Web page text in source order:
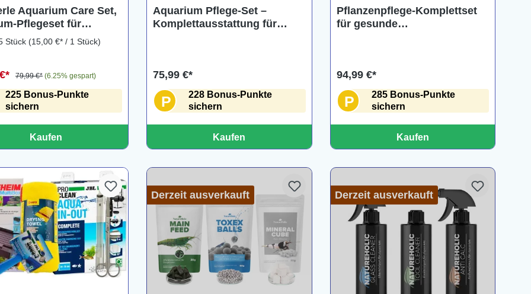
Aquarium Care Set,
Pflegeset für
5 teilig
Stück (15,00 €* / 1 Stück)
79,99 €* (6.25% gespart)
225 Bonus-Punkte
sichern
Kaufen
Aquarium Pflege-Set –
Komplettausstattung für
75,99 €*
P
228 Bonus-Punkte
sichern
Kaufen
Pflanzenpflege-Komplettset
für gesunde
94,99 €*
P
285 Bonus-Punkte
sichern
Kaufen
Derzeit ausverkauft Derzeit ausverkauft